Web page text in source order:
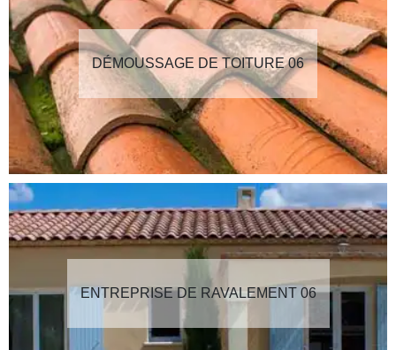
DÉMOUSSAGE DE TOITURE 06
ENTREPRISE DE RAVALEMENT 06